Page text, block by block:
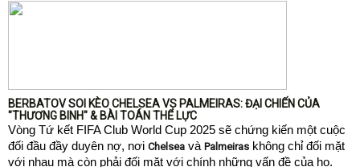
BERBATOV SOI KÈO CHELSEA VS PALMEIRAS: ĐẠI CHIẾN CỦA
"THƯƠNG BINH" & BÀI TOÁN THỂ LỰC
Vòng Tứ kết FIFA Club World Cup 2025 sẽ chứng kiến một cuộc
đối đầu đầy duyên nợ, nơi Chelsea và Palmeiras không chỉ đối mặt
với nhau mà còn phải đối mặt với chính những vấn đề của họ.